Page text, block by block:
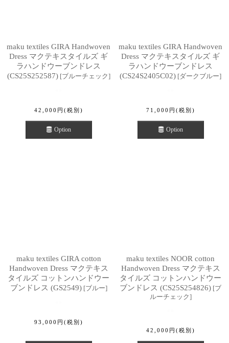
maku textiles GIRA Handwoven
Dress マクテキスタイルズ ギ
ラハンドウーブンドレス
(CS25S252587) [ブルーチェック]
42,000 円 (税別)
Option
maku textiles GIRA Handwoven
Dress マクテキスタイルズ ギ
ラハンドウーブンドレス
(CS24S2405C02) [ダークブルー]
71,000 円 (税別)
Option
maku textiles GIRA cotton
Handwoven Dress マクテキス
タイルズ コットンハンドウー
ブンドレス (GS2549) [ブルー]
93,000 円 (税別)
maku textiles NOOR cotton
Handwoven Dress マクテキス
タイルズ コットンハンドウー
ブンドレス (CS25S254826) [ブ
ルーチェック]
42,000 円 (税別)